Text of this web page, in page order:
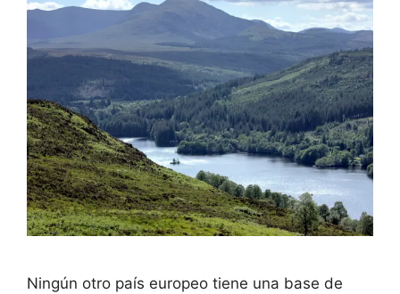
Ningún otro país europeo tiene una base de